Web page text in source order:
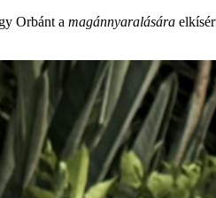
Orbánt a magánnyaralására